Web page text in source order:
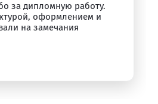
за дипломную работу.
оформлением и
на замечания